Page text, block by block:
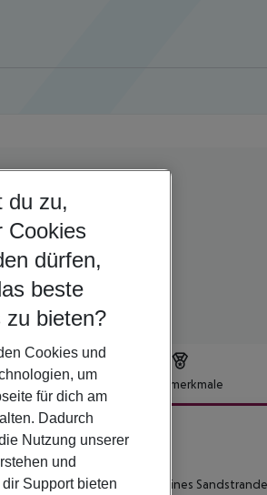
Verde | Porto
Ribeira
Hotelmerkmale
sich in der Umgebung eines
du zu,
Cookies
dürfen,
beste
zu bieten?
Cookies und
um
für dich am
Dadurch
Nutzung unserer
und
Support bieten